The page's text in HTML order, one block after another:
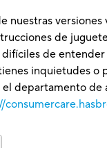
nuestras versiones
de
difíciles de
inquietudes o
departamento de